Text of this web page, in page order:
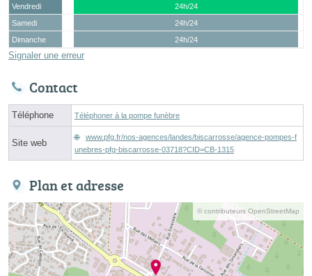
Vendredi
24h/24
Samedi
24h/24
Dimanche
24h/24
Signaler une erreur
Contact
Téléphone Téléphoner à la pompe funèbre
Site web
www.pfg.fr/nos-agences/landes/biscarrosse/agence-pompes-f
unebres-pfg-biscarrosse-03718?CID=CB-1315
Plan et adresse
© contributeurs OpenStreetMap